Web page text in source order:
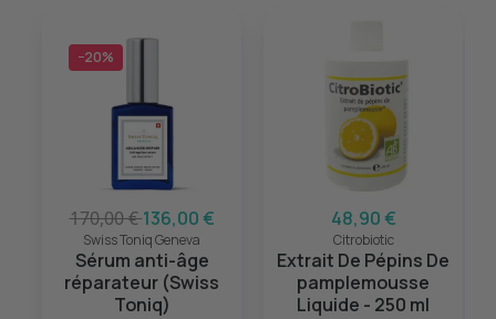
−20%
170,00 €136,00 €
Swiss Toniq Geneva
Sérum anti-âge
réparateur (Swiss
Toniq)
48,90 €
Citrobiotic
Extrait De Pépins De
pamplemousse
Liquide - 250 ml